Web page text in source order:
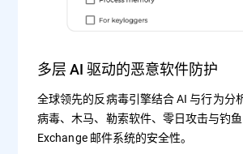
多层 AI 驱动的恶意软件防护
全球领先的反病毒引擎结合 AI 与行为分
病毒、木马、勒索软件、零日攻击与钓
Exchange 邮件系统的安全性。